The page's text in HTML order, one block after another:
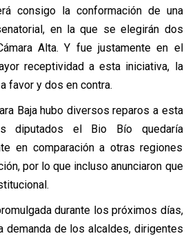
consigo la conformación de una
en la que se elegirán dos
Alta. Y fue justamente en el
receptividad a esta iniciativa, la
favor y dos en contra.
Baja hubo diversos reparos a esta
diputados el Bio Bío quedaría
en comparación a otras regiones
por lo que incluso anunciaron que
durante los próximos días,
demanda de los alcaldes, dirigentes